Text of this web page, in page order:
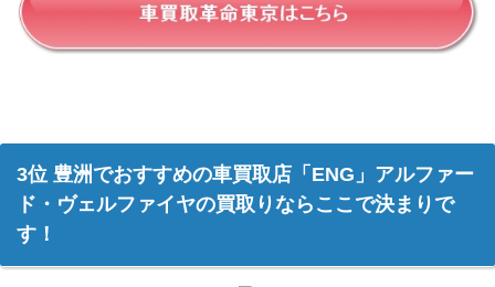
3位 豊洲でおすすめの車買取店「ENG」アルファー
ド・ヴェルファイヤの買取りならここで決まりで
す！